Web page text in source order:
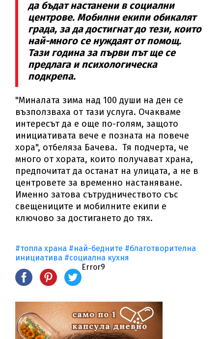
да бъдат настанени в социални
центрове. Мобилни екипи обикалят
града, за да достигнат до тези, които
най-много се нуждаят от помощ.
Тази година за първи път ще се
предлага и психологическа
подкрепа.
"Миналата зима над 100 души на ден се
възползваха от тази услуга. Очакваме
интересът да е още по-голям, защото
инициативата вече е позната на повече
хора", отбеляза Бачева. Тя подчерта, че
много от хората, които получават храна,
предпочитат да останат на улицата, а не в
центровете за временно настаняване.
Именно затова сътрудничеството със
свещениците и мобилните екипи е
ключово за достигането до тях.
#топла храна #най-бедните #благотворителна
инициатива #социална кухня
Error9